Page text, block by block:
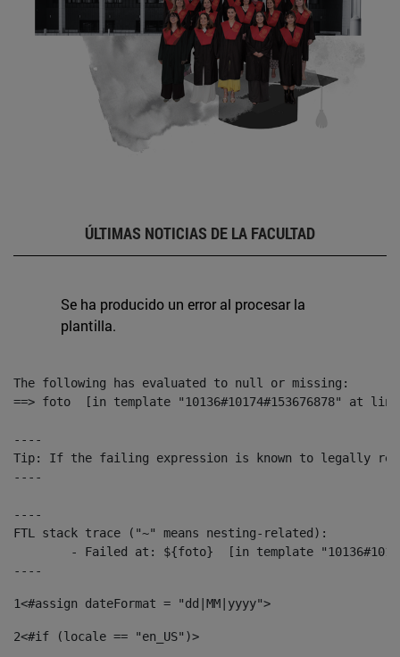
ÚLTIMAS NOTICIAS DE LA FACULTAD
Se ha producido un error al procesar la
plantilla.
The following has evaluated to null or missing:
==> foto  [in template "10136#10174#153676878" at
----
Tip: If the failing expression is known to legally refer
----
----
FTL stack trace ("~" means nesting-related):
----
1<#assign dateFormat = "dd|MM|yyyy">
2<#if (locale == "en_US")>